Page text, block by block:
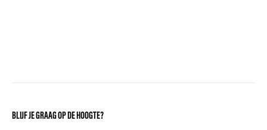
BLIJF JE GRAAG OP DE HOOGTE?